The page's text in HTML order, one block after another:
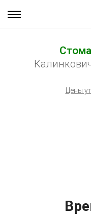
Цены